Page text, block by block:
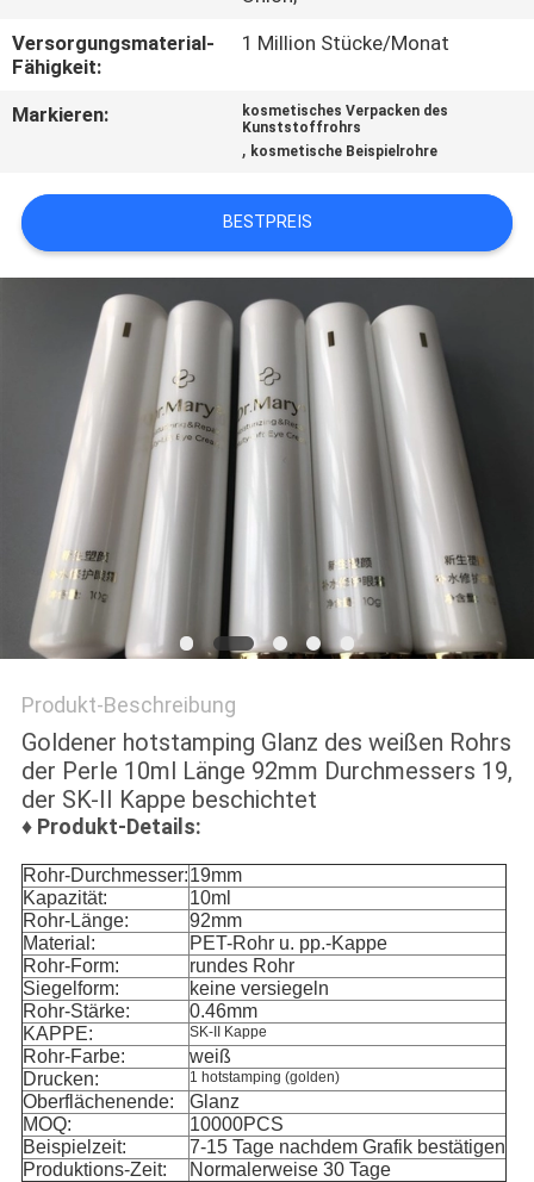
UNS
VERBINDUNG
FORDERN
SIE
EIN
COMPANY
NEWS
SITEMAP
PRIVACY
POLICY
Versorgungsmaterial-
Fähigkeit:
1 Million Stücke/Monat
Markieren:
kosmetisches Verpacken des
Kunststoffrohrs
, kosmetische Beispielrohre
BESTPREIS
Produkt-Beschreibung
Goldener hotstamping Glanz des weißen Rohrs
der Perle 10ml Länge 92mm Durchmessers 19,
der SK-II Kappe beschichtet
♦ Produkt-Details:
Rohr-Durchmesser:19mm
Kapazität:
10ml
Rohr-Länge:
92mm
Material:
PET-Rohr u. pp.-Kappe
Rohr-Form:
rundes Rohr
Siegelform:
keine versiegeln
Rohr-Stärke:
0.46mm
KAPPE:
SK-II Kappe
Rohr-Farbe:
weiß
Drucken:
1 hotstamping (golden)
Oberflächenende:
Glanz
MOQ:
10000PCS
Beispielzeit:
7-15 Tage nachdem Grafik bestätigen
Produktions-Zeit:
Normalerweise 30 Tage